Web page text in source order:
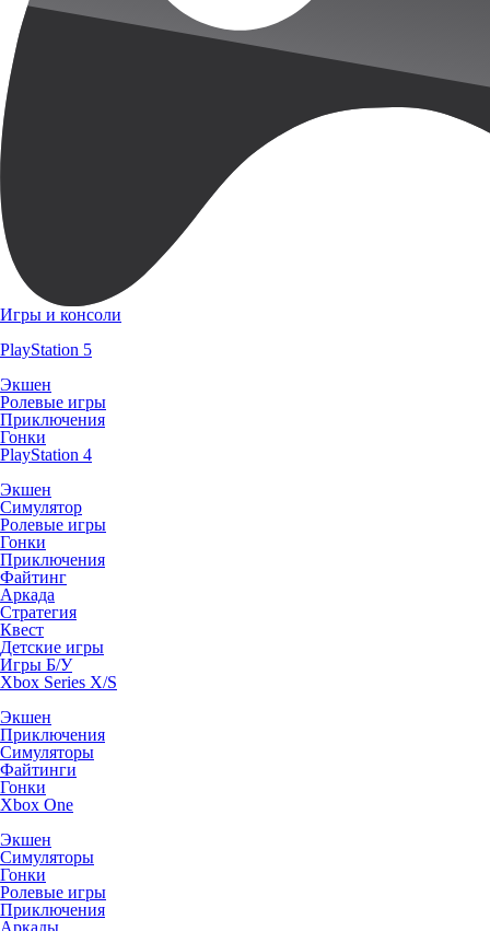
Игры и консоли
PlayStation 5
Экшен
Ролевые игры
Приключения
Гонки
PlayStation 4
Экшен
Симулятор
Ролевые игры
Гонки
Приключения
Файтинг
Аркада
Стратегия
Квест
Детские игры
Игры Б/У
Xbox Series X/S
Экшен
Приключения
Симуляторы
Файтинги
Гонки
Xbox One
Экшен
Симуляторы
Гонки
Ролевые игры
Приключения
Аркады